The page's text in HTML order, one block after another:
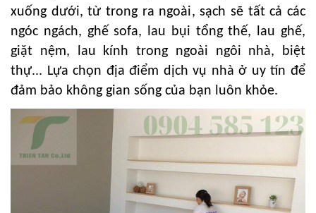
xuống dưới, từ trong ra ngoài, sạch sẽ tất cả các
ngóc ngách, ghế sofa, lau bụi tổng thế, lau ghế,
giặt nệm, lau kính trong ngoài ngôi nhà, biệt
thự... Lựa chọn địa điểm dịch vụ nhà ở uy tín để
đảm bảo không gian sống của bạn luôn khỏe.